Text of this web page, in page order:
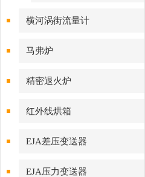
横河涡街流量计
马弗炉
精密退火炉
红外线烘箱
EJA差压变送器
EJA压力变送器